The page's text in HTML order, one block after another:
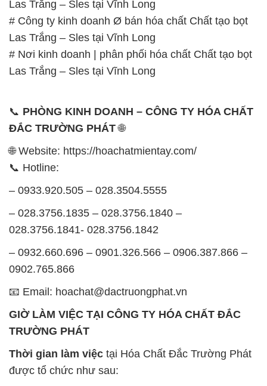
Las Trắng – Sles tại Vĩnh Long
# Công ty kinh doanh Ø bán hóa chất Chất tạo bọt
Las Trắng – Sles tại Vĩnh Long
# Nơi kinh doanh | phân phối hóa chất Chất tạo bọt
Las Trắng – Sles tại Vĩnh Long
📞 PHÒNG KINH DOANH – CÔNG TY HÓA CHẤT
ĐẮC TRƯỜNG PHÁT🌐
🌐 Website: https://hoachatmientay.com/
📞 Hotline:
– 0933.920.505 – 028.3504.5555
– 028.3756.1835 – 028.3756.1840 –
028.3756.1841- 028.3756.1842
– 0932.660.696 – 0901.326.566 – 0906.387.866 –
0902.765.866
📧 Email: hoachat@dactruongphat.vn
GIỜ LÀM VIỆC TẠI CÔNG TY HÓA CHẤT ĐẮC
TRƯỜNG PHÁT
Thời gian làm việc tại Hóa Chất Đắc Trường Phát
được tổ chức như sau: